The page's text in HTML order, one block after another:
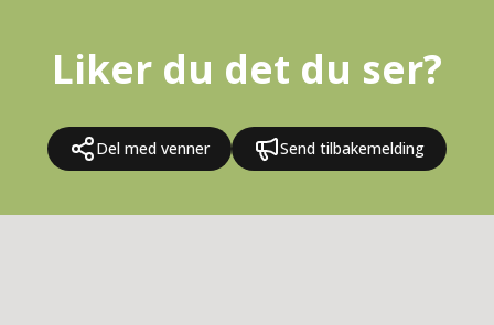
Liker du det du ser?
Del med venner Send tilbakemelding